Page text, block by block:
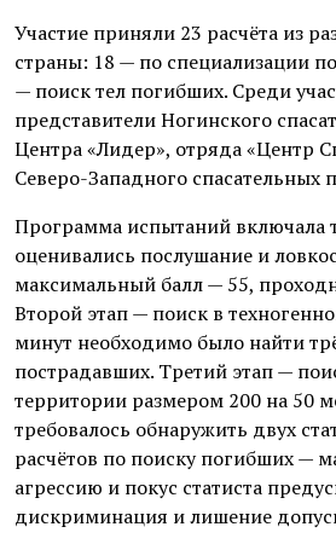
Участие приняли 23 расчёта из
страны: 18 — по специализации
— поиск тел погибших. Среди
представители Ногинского
Центра «Лидер», отряда «Центр
Северо-Западного спасательных
Программа испытаний включала
оценивались послушание и
максимальный балл — 55,
Второй этап — поиск в
минут необходимо было найти
пострадавших. Третий этап —
территории размером 200 на 50
требовалось обнаружить двух
расчётов по поиску погибших —
агрессию и покус статиста
дискриминация и лишение